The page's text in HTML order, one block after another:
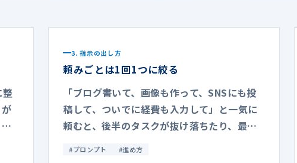
整
3. 指示の出し方
頼みごとは1回1つに絞る
「ブログ書いて、画像も作って、SNSにも投
稿して、ついでに経費も入力して」と一気に
頼むと、後半のタスクが抜け落ちたり、最初
#プロンプト #進め方